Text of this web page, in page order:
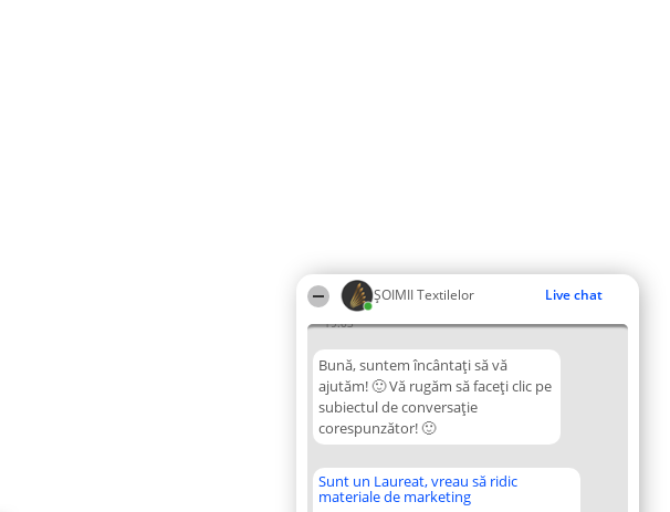
ȘOIMII Textilelor Live chat
19:03
Bună, suntem încântați să vă
ajutăm! 🙂 Vă rugăm să faceți clic pe
subiectul de conversație
corespunzător! 🙂
Sunt un Laureat, vreau să ridic
materiale de marketing